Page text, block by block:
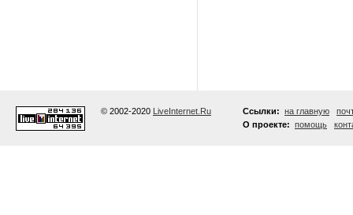
© 2002-2020 LiveInternet.Ru Ссылки: на главную
О проекте: помощь